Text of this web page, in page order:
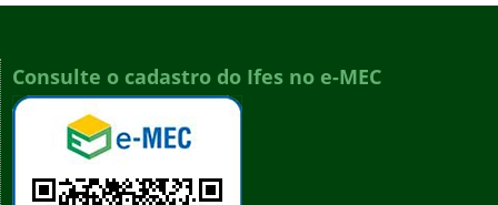
Consulte o cadastro do Ifes no e-MEC